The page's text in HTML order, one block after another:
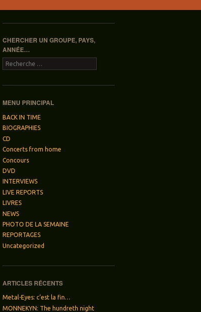
CHERCHER UN GROUPE, PAYS,
ANNÉE…
Recherche
MENU PRINCIPAL
BACK IN TIME
BIOGRAPHIES
CD
Concerts from home
Concours
DVD
INTERVIEWS
LIVE REPORTS
LIVRES
NEWS
PHOTO DE LA SEMAINE
REPORTAGES
Uncategorized
ARTICLES RÉCENTS
Metal-Eyes: c’est la fin…
MONNEKYN: The hundreth night